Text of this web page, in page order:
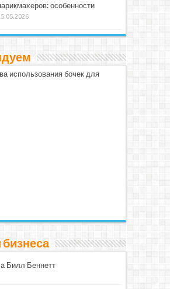
особенности
использования бочек для
Билл Беннетт